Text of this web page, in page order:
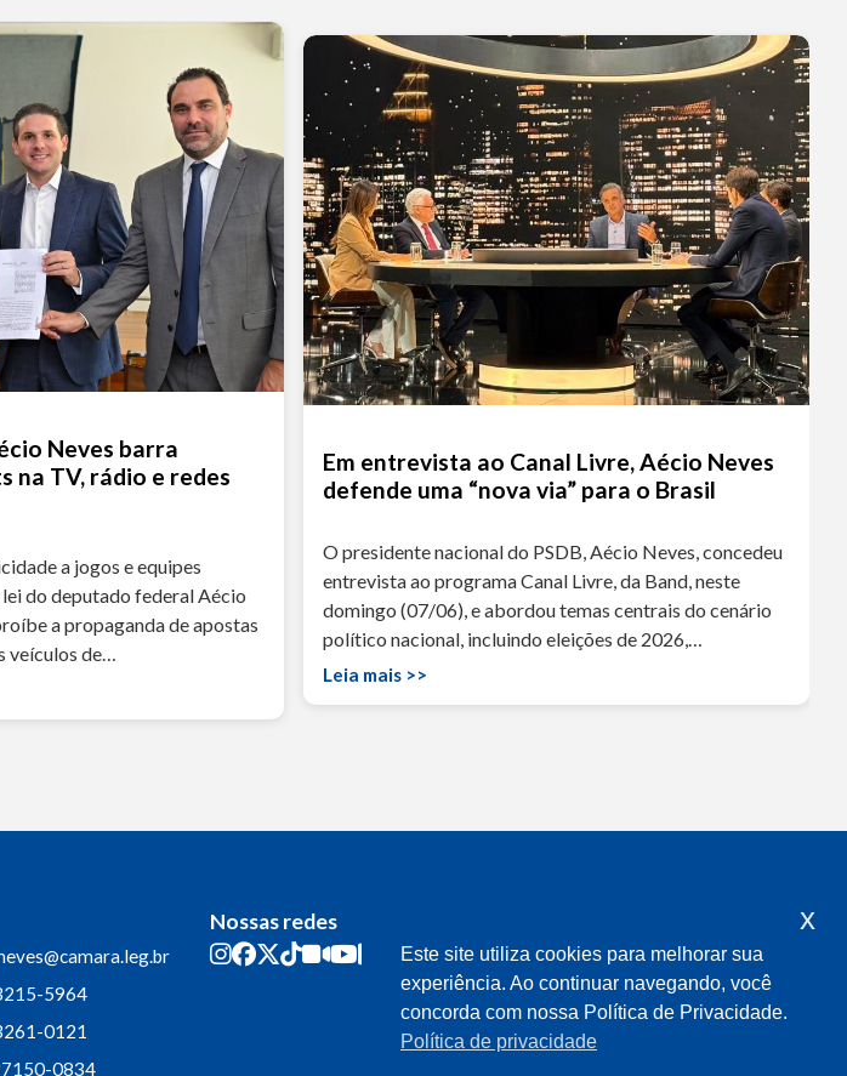
Neves barra
na TV, rádio e redes
a jogos e equipes
do deputado federal Aécio
a propaganda de apostas
de…
Em entrevista ao Canal Livre, Aécio Neves
defende uma “nova via” para o Brasil
O presidente nacional do PSDB, Aécio Neves, concedeu
entrevista ao programa Canal Livre, da Band, neste
domingo (07/06), e abordou temas centrais do cenário
político nacional, incluindo eleições de 2026,…
Leia mais >>
5964
0121
0834
Nossas redes
Este site utiliza cookies para melhorar sua
experiência. Ao continuar navegando, você
concorda com nossa Política de Privacidade.
Política de privacidade
x